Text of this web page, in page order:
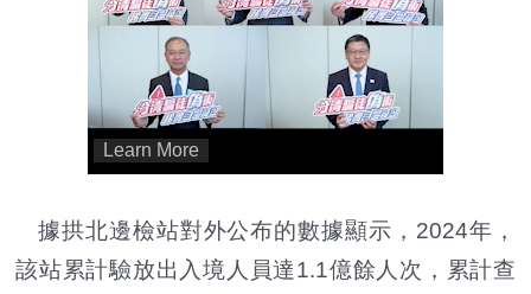
據拱北邊檢站對外公布的數據顯示，2024年，
該站累計驗放出入境人員達1.1億餘人次，累計查